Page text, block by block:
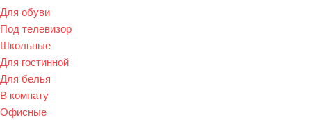
Для обуви
Под телевизор
Школьные
Для гостинной
Для белья
В комнату
Офисные